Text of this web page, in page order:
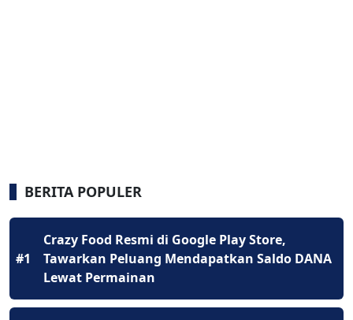
BERITA POPULER
#1
Crazy Food Resmi di Google Play Store,
Tawarkan Peluang Mendapatkan Saldo DANA
Lewat Permainan